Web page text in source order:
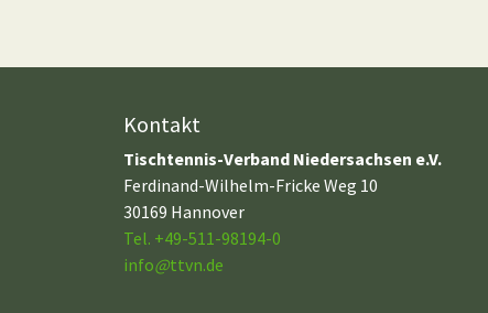
Kontakt
Tischtennis-Verband Niedersachsen e.V.
Ferdinand-Wilhelm-Fricke Weg 10
30169 Hannover
Tel. +49-511-98194-0
info@ttvn.de